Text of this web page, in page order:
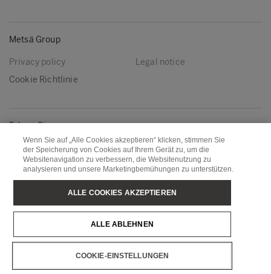
Metsä Group
Privacy policy
Legal notice
Cookie Richtlinie
Folgen Sie uns
LinkedIn Youtube
Metsä Fibre
Metsä Forest
Metsä Spring
Metsä Wood
Copyright © Metsä Group
Wenn Sie auf „Alle Cookies akzeptieren“ klicken, stimmen Sie
der Speicherung von Cookies auf Ihrem Gerät zu, um die
Websitenavigation zu verbessern, die Websitenutzung zu
analysieren und unsere Marketingbemühungen zu unterstützen.
COOKIE-EINSTELLUNGEN
ALLE ABLEHNEN
ALLE COOKIES AKZEPTIEREN